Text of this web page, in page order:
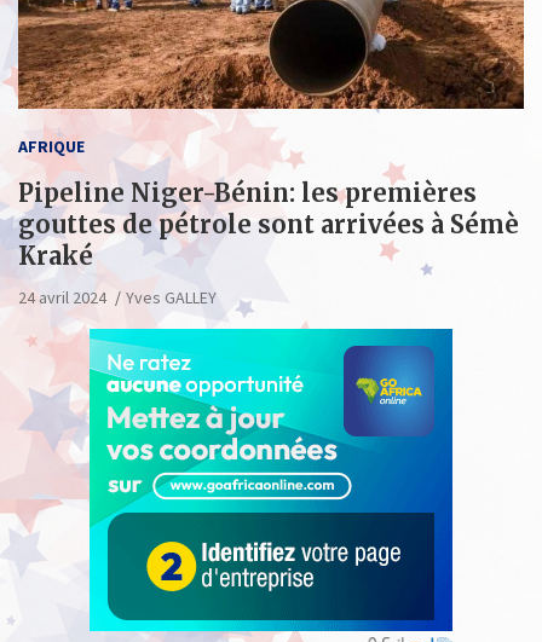
AFRIQUE
Pipeline Niger-Bénin: les premières
gouttes de pétrole sont arrivées à Sémè
Kraké
24 avril 2024 Yves GALLEY